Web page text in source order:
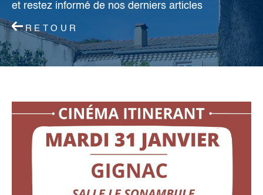
et restez informé de nos derniers articles
RETOUR